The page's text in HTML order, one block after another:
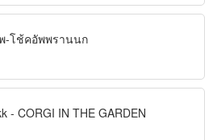
-โช้คอัพพรานนก
- CORGI IN THE GARDEN